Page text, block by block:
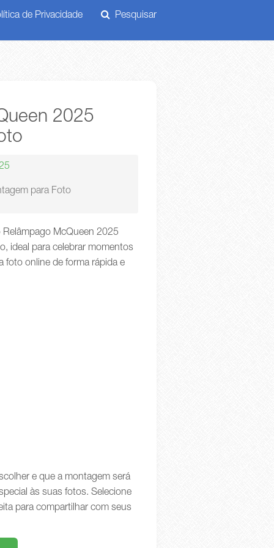
de Privacidade Pesquisar
2025
para Foto
McQueen 2025
ideal para celebrar momentos
foto online de forma rápida e
e que a montagem será
às suas fotos. Selecione
para compartilhar com seus